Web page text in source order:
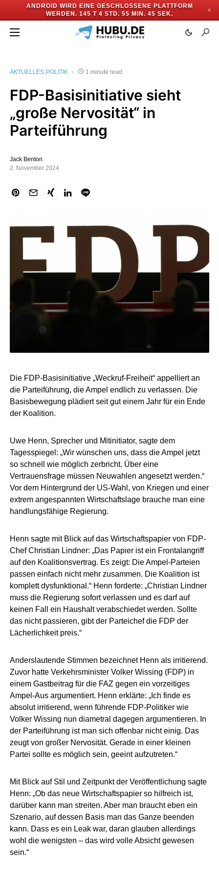
ANDROID WIRD EINE GESCHLOSSENE PLATTFORM
WERDEN. 145 T 4 STD. 55 MIN. 45 SEK.
✕
AKTUELLES POLITIK 1 minute read
FDP-Basisinitiative sieht
„große Nervosität“ in
Parteiführung
Jack Benton
2. November 2024
Die FDP-Basisinitiative „Weckruf-Freiheit“ appelliert an
die Parteiführung, die Ampel endlich zu verlassen. Die
Basisbewegung plädiert seit gut einem Jahr für ein Ende
der Koalition.
Uwe Henn, Sprecher und Mitinitiator, sagte dem
Tagesspiegel: „Wir wünschen uns, dass die Ampel jetzt
so schnell wie möglich zerbricht. Über eine
Vertrauensfrage müssen Neuwahlen angesetzt werden.“
Vor dem Hintergrund der US-Wahl, von Kriegen und einer
extrem angespannten Wirtschaftslage brauche man eine
handlungsfähige Regierung.
Henn sagte mit Blick auf das Wirtschaftspapier von FDP-
Chef Christian Lindner: „Das Papier ist ein Frontalangriff
auf den Koalitionsvertrag. Es zeigt: Die Ampel-Parteien
passen einfach nicht mehr zusammen. Die Koalition ist
komplett dysfunktional.“ Henn forderte: „Christian Lindner
muss die Regierung sofort verlassen und es darf auf
keinen Fall ein Haushalt verabschiedet werden. Sollte
das nicht passieren, gibt der Parteichef die FDP der
Lächerlichkeit preis.“
Anderslautende Stimmen bezeichnet Henn als irritierend.
Zuvor hatte Verkehrsminister Volker Wissing (FDP) in
einem Gastbeitrag für die FAZ gegen ein vorzeitiges
Ampel-Aus argumentiert. Henn erklärte: „Ich finde es
absolut irritierend, wenn führende FDP-Politiker wie
Volker Wissing nun diametral dagegen argumentieren. In
der Parteiführung ist man sich offenbar nicht einig. Das
zeugt von großer Nervosität. Gerade in einer kleinen
Partei sollte es möglich sein, geeint aufzutreten.“
Mit Blick auf Stil und Zeitpunkt der Veröffentlichung sagte
Henn: „Ob das neue Wirtschaftspapier so hilfreich ist,
darüber kann man streiten. Aber man braucht eben ein
Szenario, auf dessen Basis man das Ganze beenden
kann. Dass es ein Leak war, daran glauben allerdings
wohl die wenigsten – das wird volle Absicht gewesen
sein.“